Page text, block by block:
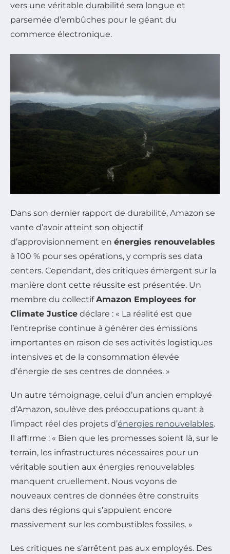
vers une véritable durabilité sera longue et
parsemée d’embûches pour le géant du
commerce électronique.
Dans son dernier rapport de durabilité, Amazon se
vante d’avoir atteint son objectif
d’approvisionnement en énergies renouvelables
à 100 % pour ses opérations, y compris ses data
centers. Cependant, des critiques émergent sur la
manière dont cette réussite est présentée. Un
membre du collectifAmazon Employees for
Climate Justice déclare : « La réalité est que
l’entreprise continue à générer des émissions
importantes en raison de ses activités logistiques
intensives et de la consommation élevée
d’énergie de ses centres de données. »
Un autre témoignage, celui d’un ancien employé
d’Amazon, soulève des préoccupations quant à
l’impact réel des projets d’énergies renouvelables.
Il affirme : « Bien que les promesses soient là, sur le
terrain, les infrastructures nécessaires pour un
véritable soutien aux énergies renouvelables
manquent cruellement. Nous voyons de
nouveaux centres de données être construits
dans des régions qui s’appuient encore
massivement sur les combustibles fossiles. »
Les critiques ne s’arrêtent pas aux employés. Des